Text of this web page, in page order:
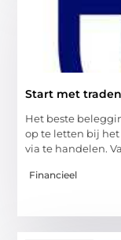
Start met
Het beste
op te letten bij
via te handelen.
Financieel